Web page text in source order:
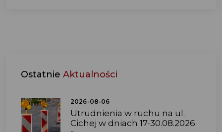
Ostatnie Aktualności
2026-08-06
Utrudnienia w ruchu na ul.
Cichej w dniach 17-30.08.2026